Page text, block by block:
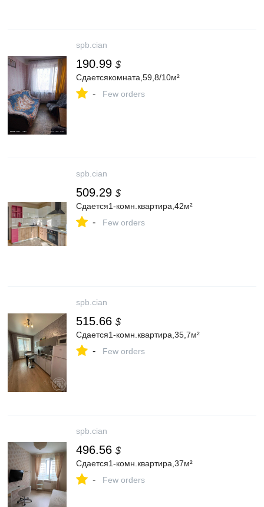
spb.cian
190.99 $
Сдаетсякомната,59,8/10м²
- Few orders
spb.cian
509.29 $
Сдается1-комн.квартира,42м²
- Few orders
spb.cian
515.66 $
Сдается1-комн.квартира,35,7м²
- Few orders
spb.cian
496.56 $
Сдается1-комн.квартира,37м²
- Few orders